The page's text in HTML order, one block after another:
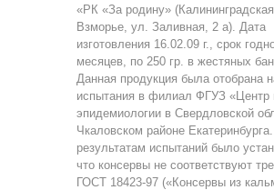
«РК «За родину»
Взморье, ул. Заливная, 2 а). Дата
изготовления 16.02.09 г., срок
месяцев, по 250 гр. в жестяных
Данная продукция была отобрана
испытания в филиал ФГУЗ «Центр
эпидемиологии в Свердловской
Чкаловском районе
результатам испытаний было
что консервы не соответствуют
ГОСТ 18423-97 («Консервы из